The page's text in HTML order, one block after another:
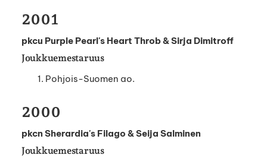
2001
pkcu Purple Pearl's Heart Throb & Sirja Dimitroff
Joukkuemestaruus
Pohjois-Suomen ao.
2000
pkcn Sherardia's Filago & Seija Salminen
Joukkuemestaruus